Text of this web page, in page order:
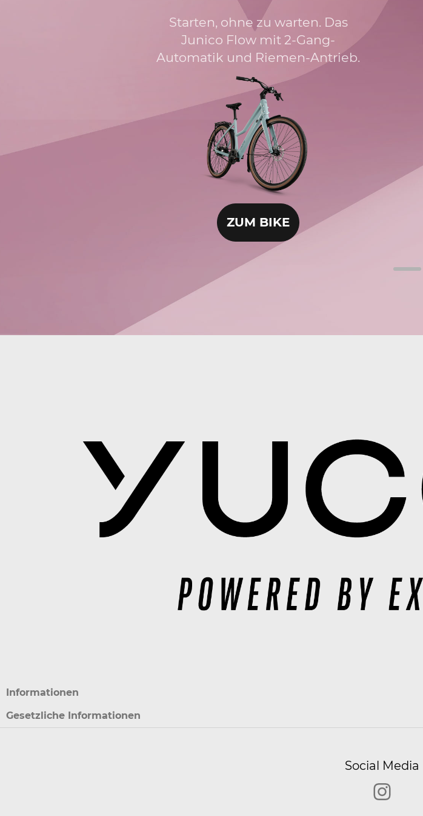
Starten, ohne zu warten. Das
Junico Flow mit 2-Gang-
Automatik und Riemen-Antrieb.
ZUM BIKE
Informationen
Gesetzliche Informationen
Social Media